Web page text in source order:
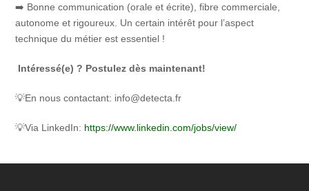
➡️ Bonne communication (orale et écrite), fibre commerciale,
autonome et rigoureux. Un certain intérêt pour l’aspect
technique du métier est essentiel !
Intéressé(e) ? Postulez dès maintenant!
💡En nous contactant: info@detecta.fr
💡Via LinkedIn: https://www.linkedin.com/jobs/view/